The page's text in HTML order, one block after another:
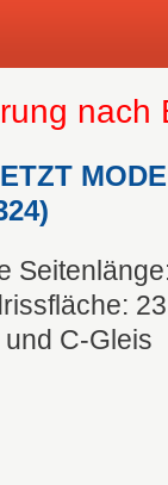
nach
C-Gleis